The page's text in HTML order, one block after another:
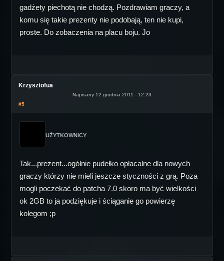
gadżety piechotą nie chodzą. Pozdrawiam graczy, a
komu się takie prezenty nie podobają, ten nie kupi,
proste. Do zobaczenia na placu boju. Jo
Krzysztofua
Napisany 12 grudnia 2011 - 12:23
#5
UŻYTKOWNICY
Tak...prezent...ogólnie pudełko opłacalne dla nowych
graczy którzy nie mieli jeszcze styczności z grą. Poza
mogli poczekać do patcha 7.0 skoro ma być wielkości
ok 2GB to ja podziękuje i ściąganie go powierzę
kolegom ;p